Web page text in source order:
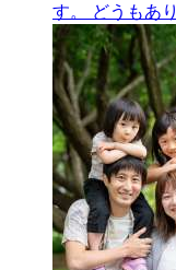
す。 どうもあ